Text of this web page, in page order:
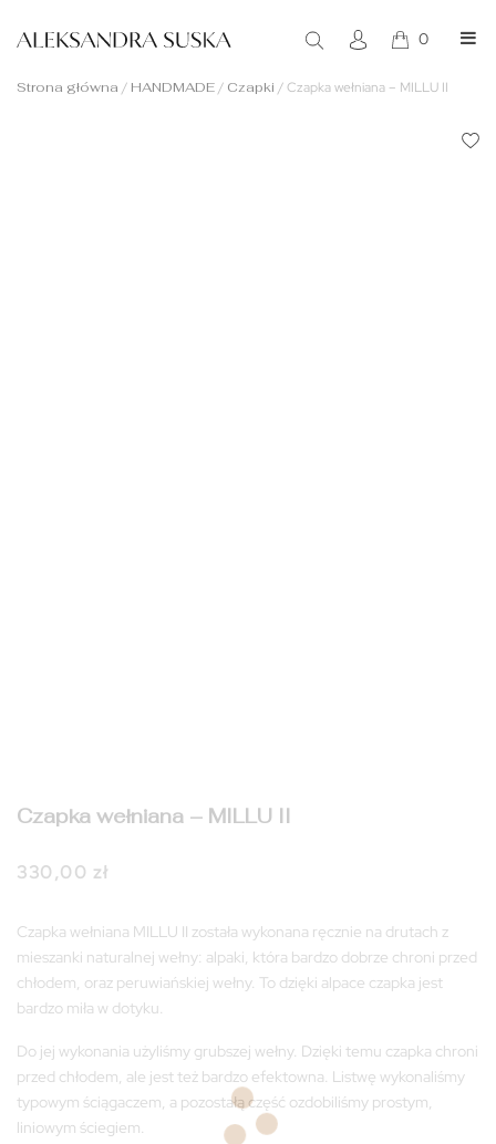
0
Strona główna / HANDMADE/ Czapki /Czapka wełniana – MILLU II
Czapka wełniana – MILLU II
330,00 zł
Czapka wełniana MILLU II została wykonana ręcznie na drutach z
mieszanki naturalnej wełny: alpaki, która bardzo dobrze chroni przed
chłodem, oraz peruwiańskiej wełny. To dzięki alpace czapka jest
bardzo miła w dotyku.
Do jej wykonania użyliśmy grubszej wełny. Dzięki temu czapka chroni
przed chłodem, ale jest też bardzo efektowna. Listwę wykonaliśmy
typowym ściągaczem, a pozostałą część ozdobiliśmy prostym,
liniowym ściegiem.